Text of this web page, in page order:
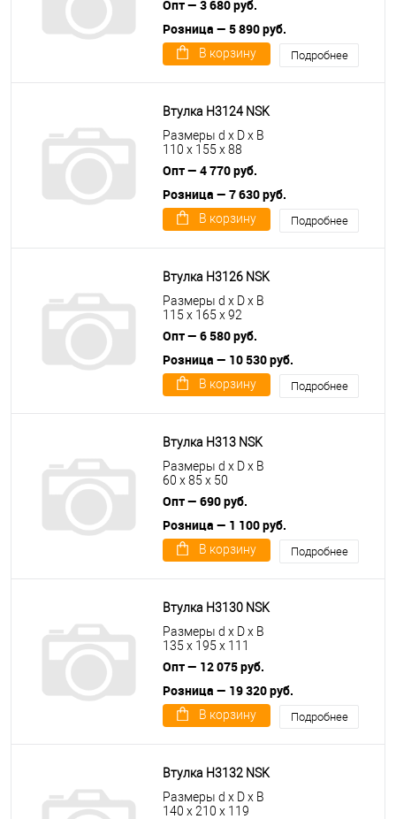
Опт — 3 680 руб.
Розница — 5 890 руб.
В корзину Подробнее
Втулка H3124 NSK
Размеры d x D x B
110 x 155 x 88
Опт — 4 770 руб.
Розница — 7 630 руб.
В корзину Подробнее
Втулка H3126 NSK
Размеры d x D x B
115 x 165 x 92
Опт — 6 580 руб.
Розница — 10 530 руб.
В корзину Подробнее
Втулка H313 NSK
Размеры d x D x B
60 x 85 x 50
Опт — 690 руб.
Розница — 1 100 руб.
В корзину Подробнее
Втулка H3130 NSK
Размеры d x D x B
135 x 195 x 111
Опт — 12 075 руб.
Розница — 19 320 руб.
В корзину Подробнее
Втулка H3132 NSK
Размеры d x D x B
140 x 210 x 119